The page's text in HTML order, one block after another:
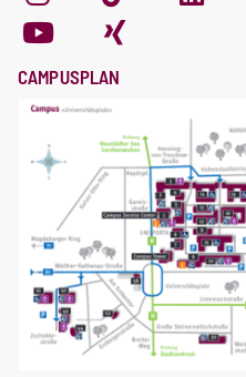
CAMPUSPLAN